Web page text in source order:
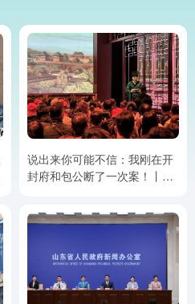
说出来你可能不信：我刚在开
封府和包公断了一次案！丨原